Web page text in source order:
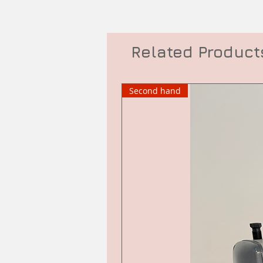
Related
Second hand